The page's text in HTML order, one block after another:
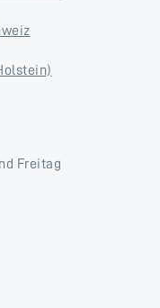
Freitag